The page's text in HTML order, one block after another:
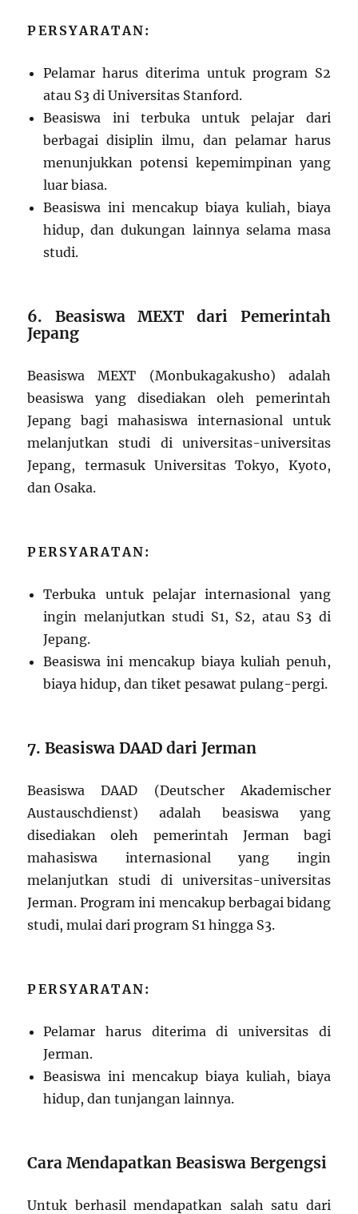
PERSYARATAN:
Pelamar harus diterima untuk program S2
atau S3 di Universitas Stanford.
Beasiswa ini terbuka untuk pelajar dari
berbagai disiplin ilmu, dan pelamar harus
menunjukkan potensi kepemimpinan yang
luar biasa.
Beasiswa ini mencakup biaya kuliah, biaya
hidup, dan dukungan lainnya selama masa
studi.
6. Beasiswa MEXT dari Pemerintah
Jepang
Beasiswa MEXT (Monbukagakusho) adalah
beasiswa yang disediakan oleh pemerintah
Jepang bagi mahasiswa internasional untuk
melanjutkan studi di universitas-universitas
Jepang, termasuk Universitas Tokyo, Kyoto,
dan Osaka.
PERSYARATAN:
Terbuka untuk pelajar internasional yang
ingin melanjutkan studi S1, S2, atau S3 di
Jepang.
Beasiswa ini mencakup biaya kuliah penuh,
biaya hidup, dan tiket pesawat pulang-pergi.
7. Beasiswa DAAD dari Jerman
Beasiswa DAAD (Deutscher Akademischer
Austauschdienst) adalah beasiswa yang
disediakan oleh pemerintah Jerman bagi
mahasiswa internasional yang ingin
melanjutkan studi di universitas-universitas
Jerman. Program ini mencakup berbagai bidang
studi, mulai dari program S1 hingga S3.
PERSYARATAN:
Pelamar harus diterima di universitas di
Jerman.
Beasiswa ini mencakup biaya kuliah, biaya
hidup, dan tunjangan lainnya.
Cara Mendapatkan Beasiswa Bergengsi
Untuk berhasil mendapatkan salah satu dari